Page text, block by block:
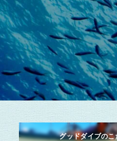
グッドダイブのこ